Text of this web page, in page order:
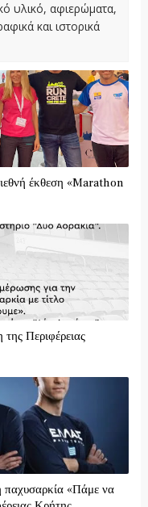
υλικό, αφιερώματα,
και ιστορικά
έκθεση «Marathon
της Περιφέρειας
παχυσαρκία «Πάμε να